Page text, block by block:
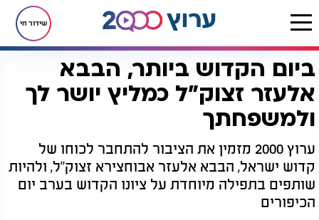
שידור חי
דף הבית יהדות ביום הקדוש ביותר, הבבא אלעזר זצוק"ל כמליץ יושר לך ולמשפחתך
ביום הקדוש ביותר, הבבא
אלעזר זצוק"ל כמליץ יושר לך
ולמשפחתך
ערוץ 2000 מזמין את הציבור להתחבר לכוחו של
קדוש ישראל, הבבא אלעזר אבוחצירא זצוק"ל, ולהיות
שותפים בתפילה מיוחדת על ציונו הקדוש בערב יום
הכיפורים